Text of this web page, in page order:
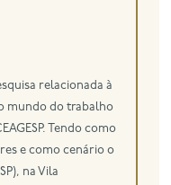
relacionada à
mundo do trabalho
Tendo como
e como cenário o
na Vila